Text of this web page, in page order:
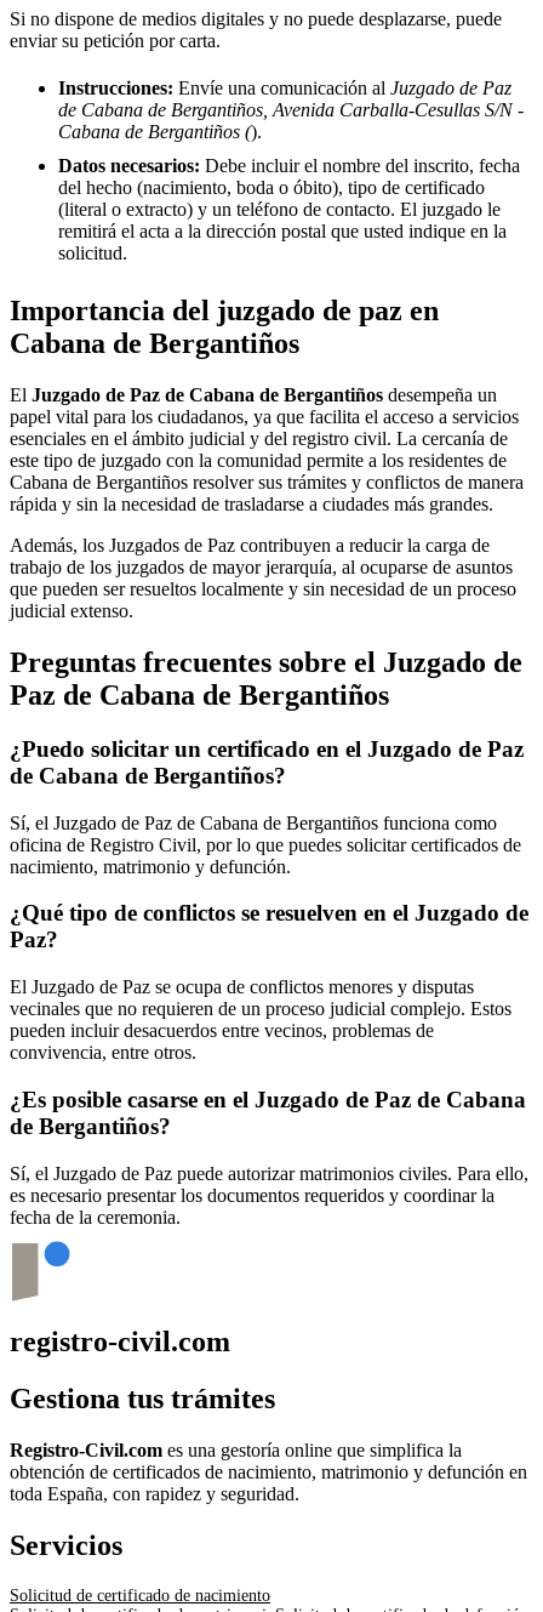
Si no dispone de medios digitales y no puede desplazarse, puede
enviar su petición por carta.
Instrucciones: Envíe una comunicación al Juzgado de Paz
de Cabana de Bergantiños, Avenida Carballa-Cesullas S/N -
Cabana de Bergantiños ().
Datos necesarios: Debe incluir el nombre del inscrito, fecha
del hecho (nacimiento, boda o óbito), tipo de certificado
(literal o extracto) y un teléfono de contacto. El juzgado le
remitirá el acta a la dirección postal que usted indique en la
solicitud.
Importancia del juzgado de paz en
Cabana de Bergantiños
El Juzgado de Paz de Cabana de Bergantiños desempeña un
papel vital para los ciudadanos, ya que facilita el acceso a servicios
esenciales en el ámbito judicial y del registro civil. La cercanía de
este tipo de juzgado con la comunidad permite a los residentes de
Cabana de Bergantiños resolver sus trámites y conflictos de manera
rápida y sin la necesidad de trasladarse a ciudades más grandes.
Además, los Juzgados de Paz contribuyen a reducir la carga de
trabajo de los juzgados de mayor jerarquía, al ocuparse de asuntos
que pueden ser resueltos localmente y sin necesidad de un proceso
judicial extenso.
Preguntas frecuentes sobre el Juzgado de
Paz de Cabana de Bergantiños
¿Puedo solicitar un certificado en el Juzgado de Paz
de Cabana de Bergantiños?
Sí, el Juzgado de Paz de Cabana de Bergantiños funciona como
oficina de Registro Civil, por lo que puedes solicitar certificados de
nacimiento, matrimonio y defunción.
¿Qué tipo de conflictos se resuelven en el Juzgado de
Paz?
El Juzgado de Paz se ocupa de conflictos menores y disputas
vecinales que no requieren de un proceso judicial complejo. Estos
pueden incluir desacuerdos entre vecinos, problemas de
convivencia, entre otros.
¿Es posible casarse en el Juzgado de Paz de Cabana
de Bergantiños?
Sí, el Juzgado de Paz puede autorizar matrimonios civiles. Para ello,
es necesario presentar los documentos requeridos y coordinar la
fecha de la ceremonia.
registro-civil.com
Gestiona tus trámites
Registro-Civil.com es una gestoría online que simplifica la
obtención de certificados de nacimiento, matrimonio y defunción en
toda España, con rapidez y seguridad.
Servicios
Solicitud de certificado de nacimiento